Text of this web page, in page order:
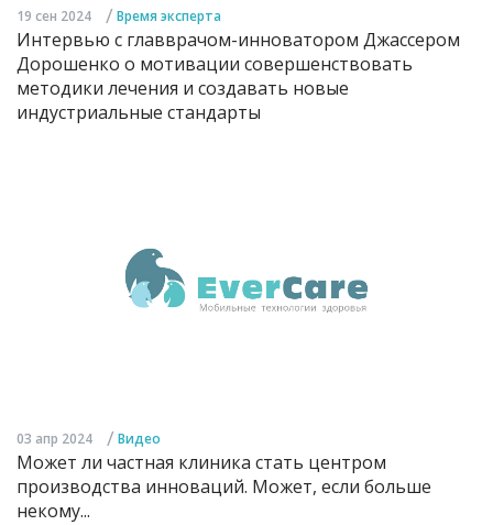
19 сен 2024 / Время эксперта
Интервью с главврачом-инноватором Джассером
Дорошенко о мотивации совершенствовать
методики лечения и создавать новые
индустриальные стандарты
03 апр 2024 / Видео
Может ли частная клиника стать центром
производства инноваций. Может, если больше
некому...